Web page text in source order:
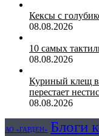
Кексы с
08.08.2026
10 самых
08.08.2026
Куриный клещ в
перестает
08.08.2026
АО «ГАРДЕН» Блоги